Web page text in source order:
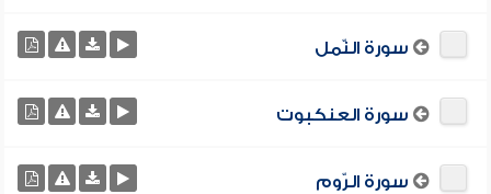
سورة النّمل
سورة العنكبوت
سورة الرّوم